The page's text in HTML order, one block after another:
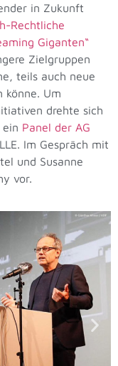
in Zukunft
Rechtliche
Giganten“
Zielgruppen
teils auch neue
könne. Um
drehte sich
ein Panel der AG
Im Gespräch mit
und Susanne
vor.